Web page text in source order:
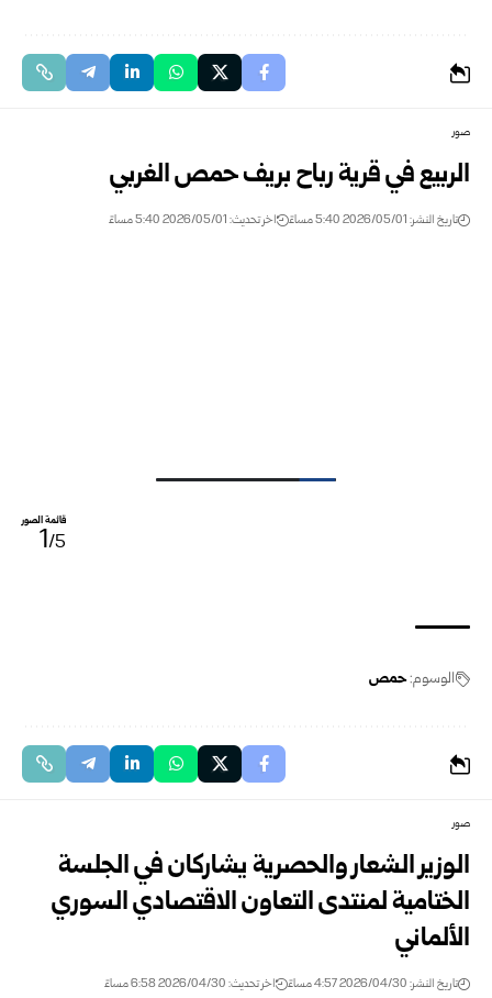
صور
الربيع في قرية رباح بريف حمص الغربي
تاريخ النشر: 2026/05/01 5:40 مساءً اخر تحديث: 2026/05/01 5:40 مساءً
قائمة الصور
1/5
الوسوم:حمص
صور
الوزير الشعار والحصرية يشاركان في الجلسة
الختامية لمنتدى التعاون الاقتصادي السوري
الألماني
تاريخ النشر: 2026/04/30 4:57 مساءً اخر تحديث: 2026/04/30 6:58 مساءً